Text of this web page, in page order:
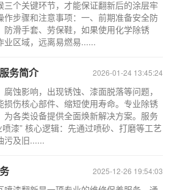
个关键环节，才能保证翻新后的涂层牢
作步骤和注意事项：一、前期准备安全防
滑手套、劳保鞋，如果使用化学除锈
业区域，远离易燃易......
2026-01-24 13:45:24
务简介
蚀影响，出现锈蚀、漆面脱落等问题，
损伤核心部件、缩短使用寿命。专业除锈
为各类设备提供全面焕新解决方案。服务
漆” 核心逻辑：先通过喷砂、打磨等工艺
污及旧......
2025-12-26 19:54:03